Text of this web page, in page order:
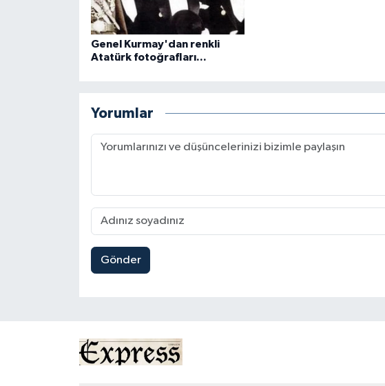
Genel Kurmay'dan renkli
Atatürk fotoğrafları...
Yorumlar
Gönder